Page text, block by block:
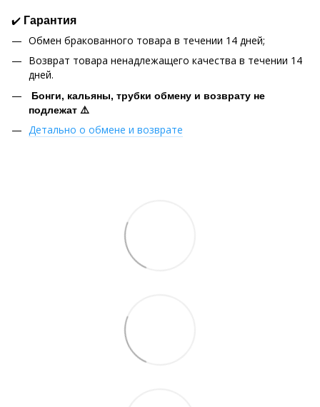
✔️ Гарантия
Обмен бракованного товара в течении 14 дней;
Возврат товара ненадлежащего качества в течении 14
дней.
Бонги, кальяны, трубки обмену и возврату не
подлежат ⚠️
Детально о обмене и возврате